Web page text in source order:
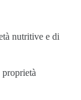
nutritive e di